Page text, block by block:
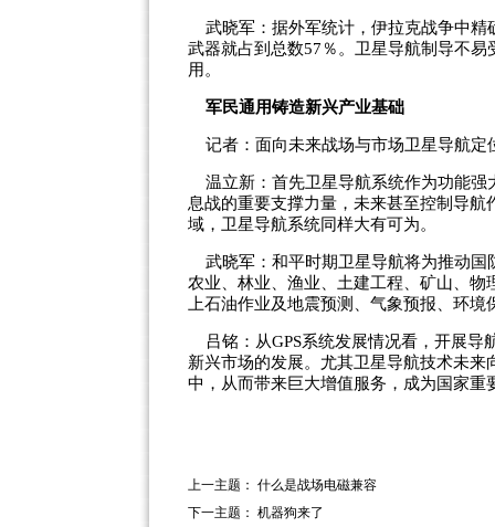
武晓军：据外军统计，伊拉克战争中精
武器就占到总数57％。卫星导航制导不
用。
军民通用铸造新兴产业基础
记者：面向未来战场与市场卫星导航定
温立新：首先卫星导航系统作为功能强
息战的重要支撑力量，未来甚至控制导
域，卫星导航系统同样大有可为。
武晓军：和平时期卫星导航将为推动国
农业、林业、渔业、土建工程、矿山、
上石油作业及地震预测、气象预报、环
吕铭：从GPS系统发展情况看，开展导
新兴市场的发展。尤其卫星导航技术未
中，从而带来巨大增值服务，成为国家重
上一主题： 什么是战场电磁兼容
下一主题： 机器狗来了